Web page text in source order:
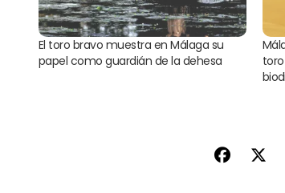
El toro bravo muestra en Málaga su
papel como guardián de la dehesa